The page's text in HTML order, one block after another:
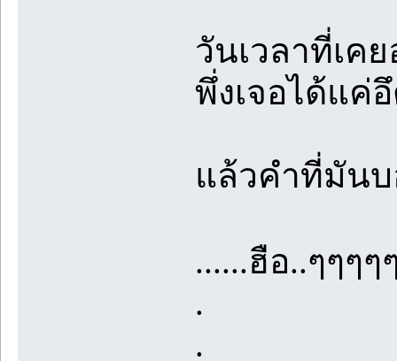
วันเวลาที่เค
พึ่งเจอได้แค่
แล้วคำที่มันบ
......ฮือ..ๆๆๆๆ
.
.